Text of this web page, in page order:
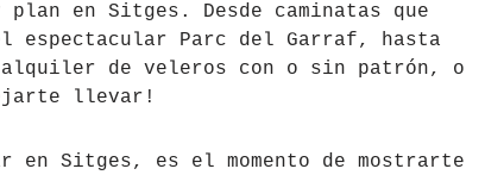
en Sitges. Desde caminatas que
espectacular Parc del Garraf, hasta
de veleros con o sin patrón, o
llevar!
en Sitges, es el momento de mostrarte